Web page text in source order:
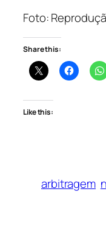
Foto:
Share this:
Like this:
arbitragem